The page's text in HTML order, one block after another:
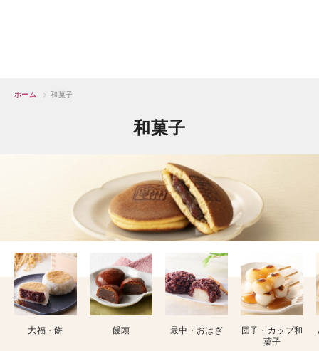
ホーム > 和菓子
和菓子
大福・餅 饅頭 最中・おはぎ
団子・カップ和
菓子